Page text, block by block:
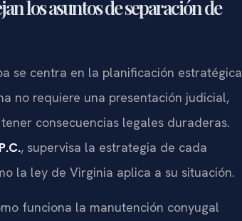
los asuntos de separación de
se centra en la planificación estratégica
no requiere una presentación judicial,
consecuencias legales duraderas.
, supervisa la estrategia de cada
la ley de Virginia aplica a su situación.
funciona la manutención conyugal